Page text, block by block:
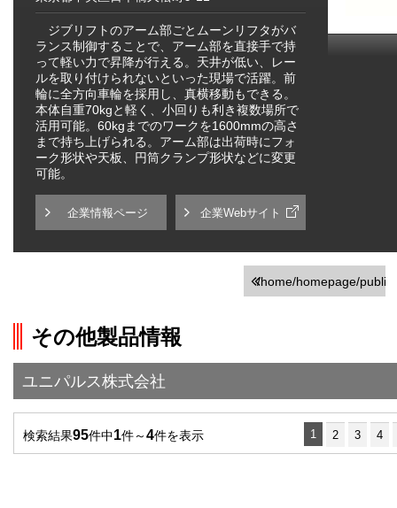
ジブリフトのアーム部ごとムーンリフタがバ
ランス制御することで、アーム部を直接手で持
って軽い力で昇降が行える。天井が低い、レー
ルを取り付けられないといった現場で活躍。前
輪に全方向車輪を採用し、真横移動もできる。
本体自重70kgと軽く、小回りも利き複数場所で
活用可能。60kgまでのワークを1600mmの高さ
まで持ち上げられる。アーム部は出荷時にフォ
ーク形状や天板、円筒クランプ形状などに変更
可能。
企業情報ページ 企業Webサイト
/home/homepage/
その他製品情報
ユニパルス株式会社
検索結果95件中1件～4件を表示 1 2 3 4